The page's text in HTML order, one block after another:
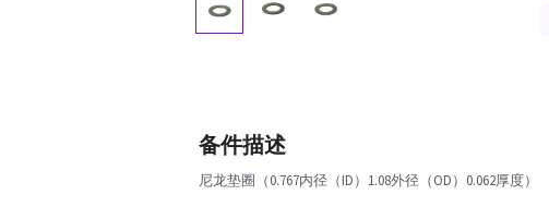
备件描述
尼龙垫圈（0.767内径（ID）1.08外径（OD）0.062厚度）